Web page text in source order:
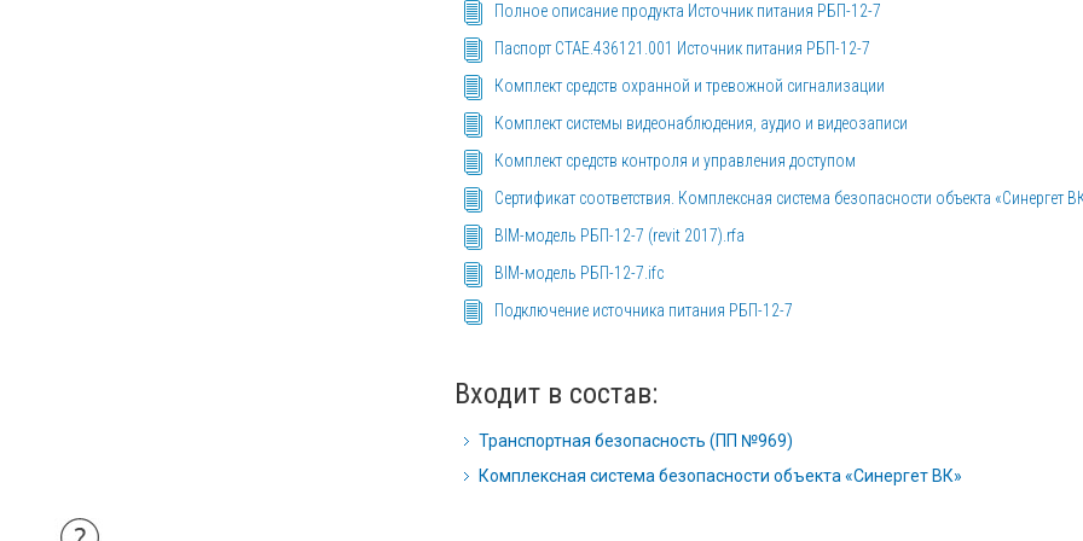
Полное описание продукта Источник питания РБП-12-7
Паспорт СТАЕ.436121.001 Источник питания РБП-12-7
Комплект средств охранной и тревожной сигнализации
Комплект системы видеонаблюдения, аудио и видеозаписи
Комплект средств контроля и управления доступом
Сертификат соответствия. Комплексная система безопасности объекта «Синергет
BIM-модель РБП-12-7 (revit 2017).rfa
BIM-модель РБП-12-7.ifc
Подключение источника питания РБП-12-7
Входит в состав:
Транспортная безопасность (ПП №969)
Комплексная система безопасности объекта «Синергет ВК»